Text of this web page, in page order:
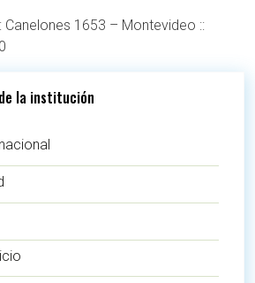
Canelones 1653 – Montevideo ::
la institución